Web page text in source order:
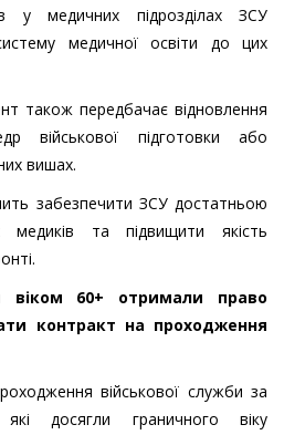
у медичних підрозділах ЗСУ
медичної освіти до цих
також передбачає відновлення
військової підготовки або
вишах.
забезпечити ЗСУ достатньою
медиків та підвищити якість
віком 60+ отримали право
контракт на проходження
військової служби за
досягли граничного віку